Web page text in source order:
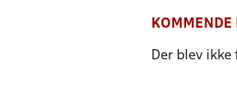
KOMMENDE
Der blev